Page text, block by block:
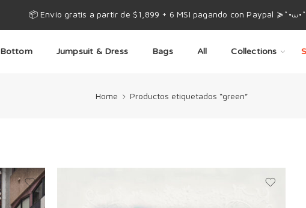
📦 Envío gratis a partir de $1,899 + 6 MSI pagando con Paypal
Bottom Jumpsuit & Dress Bags All Collections
Home Productos etiquetados “green”